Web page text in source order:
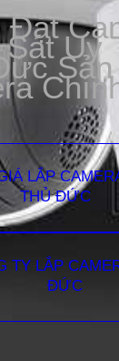
Uy
Sản
LẮP
THỦ ĐỨC
TY LẮP
ĐỨC